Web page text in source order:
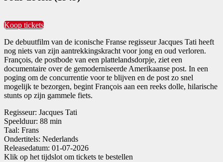
Koop tickets
De debuutfilm van de iconische Franse regisseur Jacques Tati heeft
nog niets van zijn aantrekkingskracht voor jong en oud verloren.
François, de postbode van een plattelandsdorpje, ziet een
documentaire over de gemoderniseerde Amerikaanse post. In een
poging om de concurrentie voor te blijven en de post zo snel
mogelijk te bezorgen, begint François aan een reeks dolle, hilarische
stunts op zijn gammele fiets.
Regisseur: Jacques Tati
Speelduur: 88 min
Taal: Frans
Ondertitels: Nederlands
Releasedatum: 01-07-2026
Klik op het tijdslot om tickets te bestellen